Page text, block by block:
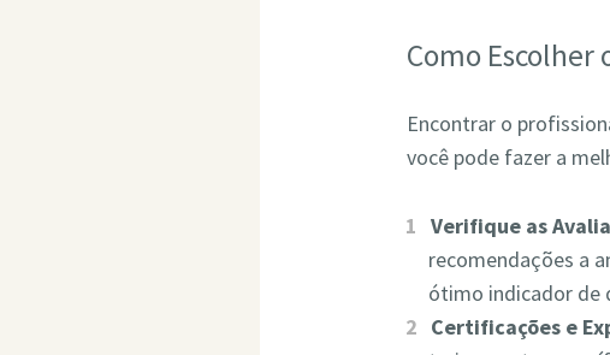
Como Escolher
Encontrar o
você pode fazer a
Verifique as
recomendações a
ótimo indicador de
Certificações e